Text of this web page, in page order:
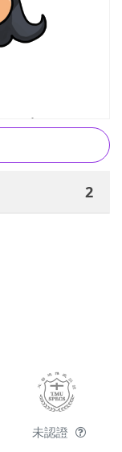
2
未認證